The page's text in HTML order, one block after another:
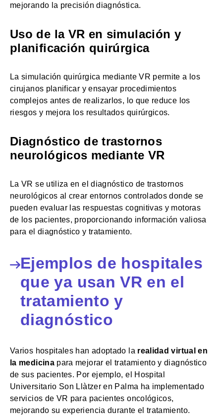
mejorando la precisión diagnóstica.
Uso de la VR en simulación y
planificación quirúrgica
La simulación quirúrgica mediante VR permite a los
cirujanos planificar y ensayar procedimientos
complejos antes de realizarlos, lo que reduce los
riesgos y mejora los resultados quirúrgicos.
Diagnóstico de trastornos
neurológicos mediante VR
La VR se utiliza en el diagnóstico de trastornos
neurológicos al crear entornos controlados donde se
pueden evaluar las respuestas cognitivas y motoras
de los pacientes, proporcionando información valiosa
para el diagnóstico y tratamiento.
Ejemplos de hospitales
que ya usan VR en el
tratamiento y
diagnóstico
Varios hospitales han adoptado la realidad virtual en
la medicinapara mejorar el tratamiento y diagnóstico
de sus pacientes. Por ejemplo, el Hospital
Universitario Son Llàtzer en Palma ha implementado
servicios de VR para pacientes oncológicos,
mejorando su experiencia durante el tratamiento.